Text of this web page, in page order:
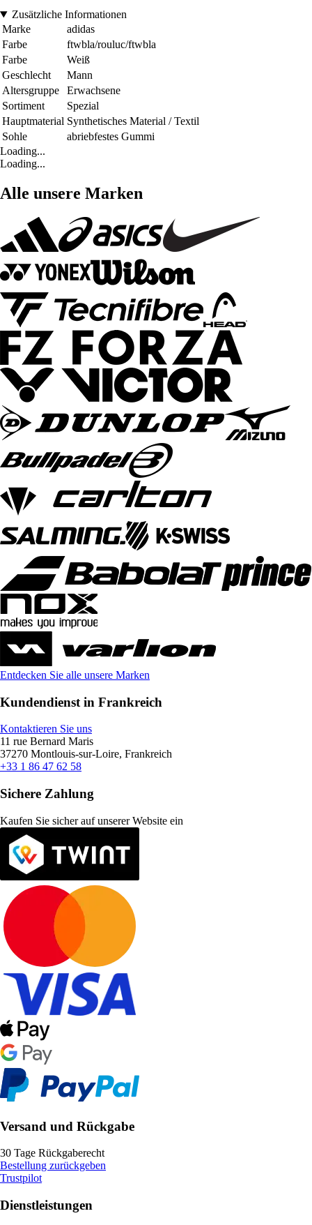
Zusätzliche Informationen
Marke
adidas
Farbe
ftwbla/rouluc/ftwbla
Farbe
Weiß
Geschlecht
Mann
Altersgruppe
Erwachsene
Sortiment
Spezial
Hauptmaterial Synthetisches Material / Textil
Sohle
abriebfestes Gummi
Loading...
Loading...
Alle unsere Marken
Entdecken Sie alle unsere Marken
Kundendienst in Frankreich
Kontaktieren Sie uns
11 rue Bernard Maris
37270 Montlouis-sur-Loire, Frankreich
+33 1 86 47 62 58
Sichere Zahlung
Kaufen Sie sicher auf unserer Website ein
Versand und Rückgabe
30 Tage Rückgaberecht
Bestellung zurückgeben
Trustpilot
Dienstleistungen